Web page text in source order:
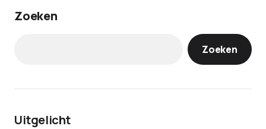
Zoeken
Zoeken
Uitgelicht